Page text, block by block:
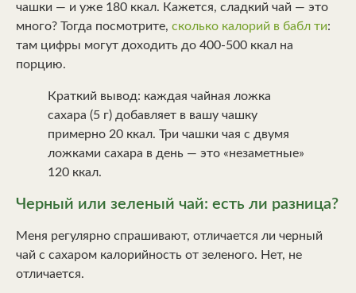
чашки — и уже 180 ккал. Кажется, сладкий чай — это
много? Тогда посмотрите, сколько калорий в бабл ти:
там цифры могут доходить до 400-500 ккал на
порцию.
Краткий вывод: каждая чайная ложка
сахара (5 г) добавляет в вашу чашку
примерно 20 ккал. Три чашки чая с двумя
ложками сахара в день — это «незаметные»
120 ккал.
Черный или зеленый чай: есть ли разница?
Меня регулярно спрашивают, отличается ли черный
чай с сахаром калорийность от зеленого. Нет, не
отличается.